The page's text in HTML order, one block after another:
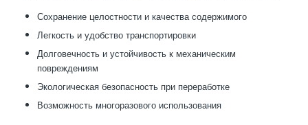
Сохранение целостности и качества содержимого
Легкость и удобство транспортировки
Долговечность и устойчивость к механическим
повреждениям
Экологическая безопасность при переработке
Возможность многоразового использования